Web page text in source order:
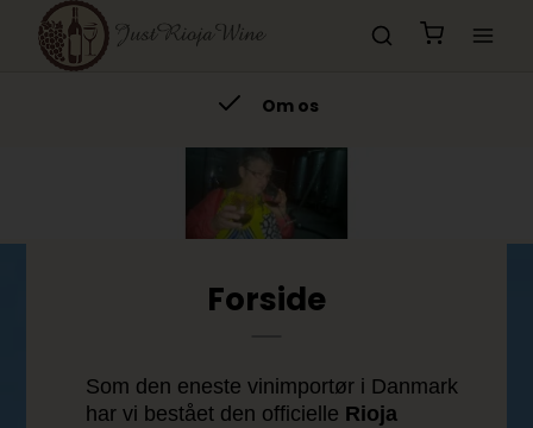
Forside
Som den eneste vinimportør i Danmark
har vi bestået den officielle Rioja